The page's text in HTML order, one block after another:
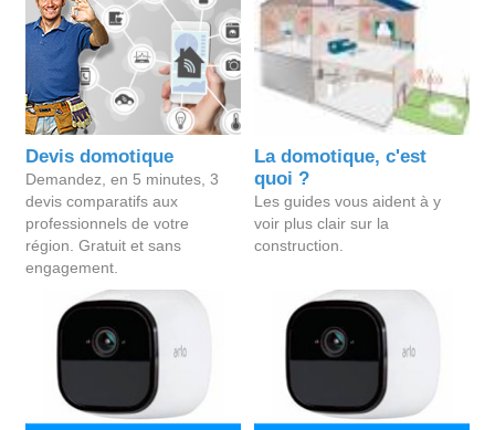
Devis domotique
Demandez, en 5 minutes, 3
devis comparatifs aux
professionnels de votre
région. Gratuit et sans
engagement.
La domotique, c'est
quoi ?
Les guides vous aident à y
voir plus clair sur la
construction.